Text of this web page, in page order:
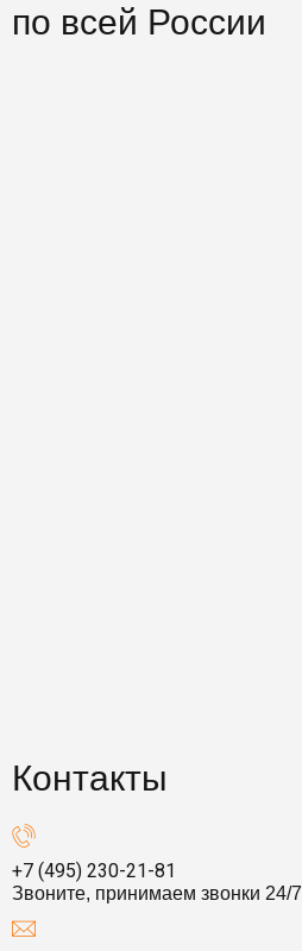
по всей России
Контакты
+7 (495) 230-21-81
Звоните, принимаем звонки 24/7